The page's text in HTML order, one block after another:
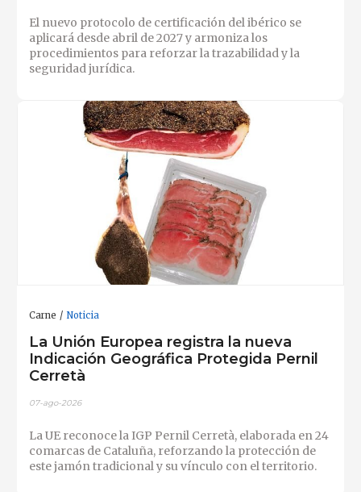
El nuevo protocolo de certificación del ibérico se
aplicará desde abril de 2027 y armoniza los
procedimientos para reforzar la trazabilidad y la
seguridad jurídica.
Carne Noticia
La Unión Europea registra la nueva
Indicación Geográfica Protegida Pernil
Cerretà
07-ago-2026
La UE reconoce la IGP Pernil Cerretà, elaborada en 24
comarcas de Cataluña, reforzando la protección de
este jamón tradicional y su vínculo con el territorio.